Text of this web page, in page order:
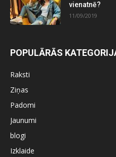
vienatnē?
11/09/2019
POPULĀRĀS
Raksti
Ziņas
Padomi
Jaunumi
blogi
Izklaide